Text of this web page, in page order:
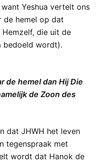
Yeshua vertelt ons
de hemel op dat
die uit de
bedoeld wordt).
de hemel dan Hij Die
de Zoon des
dat JHWH het leven
tegenspraak met
wordt dat Hanok de